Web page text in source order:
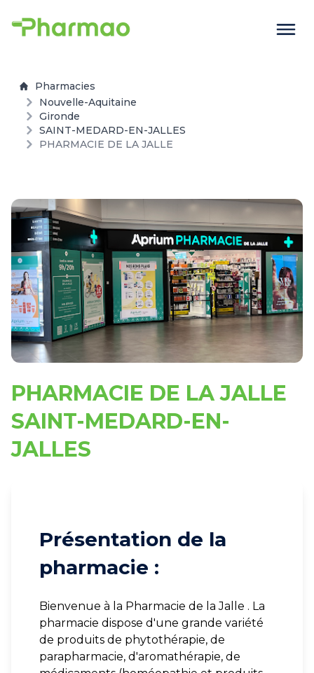
Pharmacies
Nouvelle-Aquitaine
Gironde
SAINT-MEDARD-EN-JALLES
PHARMACIE DE LA JALLE
PHARMACIE DE LA JALLE
SAINT-MEDARD-EN-
JALLES
Présentation de la
pharmacie :
Bienvenue à la Pharmacie de la Jalle . La
pharmacie dispose d'une grande variété
de produits de phytothérapie, de
parapharmacie, d'aromathérapie, de